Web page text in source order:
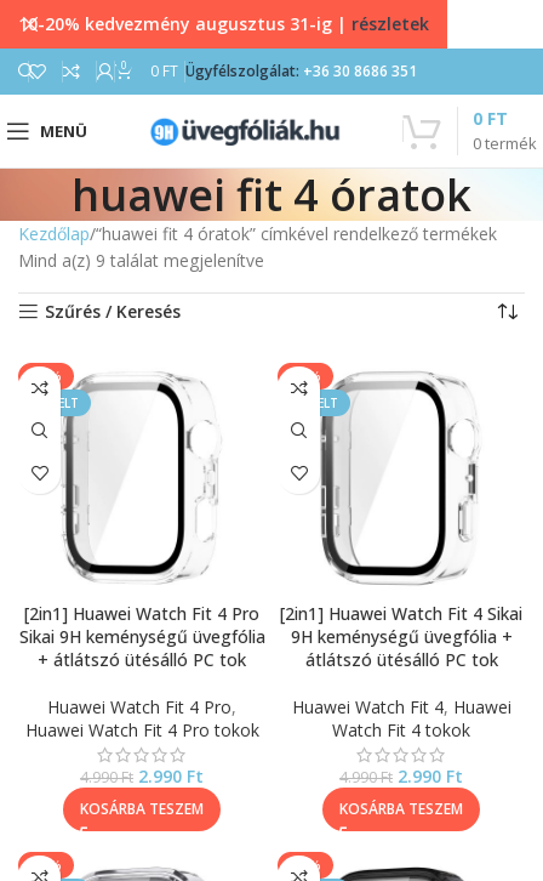
0 0 FT Ügyfélszolgálat: +36 30 8686 351
MENÜ
0termék
0 FT
huawei fit 4 óratok
Kezdőlap “huawei fit 4 óratok” címkével rendelkező termékek
Mind a(z) 9 találat megjelenítve
Szűrés / Keresés
-40%
KIEMELT
[2in1] Huawei Watch Fit 4 Pro
Sikai 9H keménységű üvegfólia
+ átlátszó ütésálló PC tok
Huawei Watch Fit 4 Pro,
Huawei Watch Fit 4 Pro tokok
4.990Ft 2.990 Ft
KOSÁRBA TESZEM
-40%
KIEMELT
[2in1] Huawei Watch Fit 4 Sikai
9H keménységű üvegfólia +
átlátszó ütésálló PC tok
Huawei Watch Fit 4, Huawei
Watch Fit 4 tokok
4.990Ft 2.990 Ft
KOSÁRBA TESZEM
-33%
-33%
10-20% kedvezmény augusztus 31-ig | részletek